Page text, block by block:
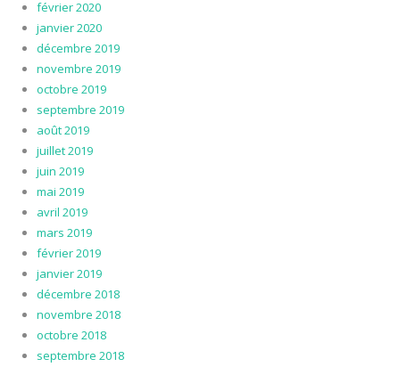
février 2020
janvier 2020
décembre 2019
novembre 2019
octobre 2019
septembre 2019
août 2019
juillet 2019
juin 2019
mai 2019
avril 2019
mars 2019
février 2019
janvier 2019
décembre 2018
novembre 2018
octobre 2018
septembre 2018